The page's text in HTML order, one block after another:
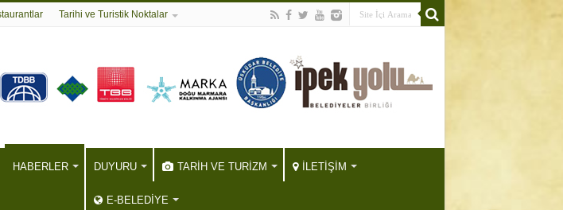
Tarihi ve Turistik Noktalar
HABERLER DUYURU TARİH VE TURİZM İLETİŞİM
E-BELEDİYE